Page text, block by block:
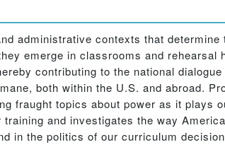
administrative contexts that
emerge in classrooms and rehearsal
contributing to the national
both within the U.S. and abroad.
fraught topics about power as it plays
and investigates the way
in the politics of our curriculum